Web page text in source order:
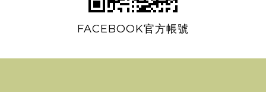
FACEBOOK官方帳號